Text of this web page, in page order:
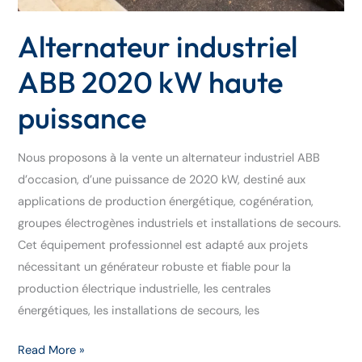
Alternateur industriel
ABB 2020 kW haute
puissance
Nous proposons à la vente un alternateur industriel ABB
d’occasion, d’une puissance de 2020 kW, destiné aux
applications de production énergétique, cogénération,
groupes électrogènes industriels et installations de secours.
Cet équipement professionnel est adapté aux projets
nécessitant un générateur robuste et fiable pour la
production électrique industrielle, les centrales
énergétiques, les installations de secours, les
Read More »